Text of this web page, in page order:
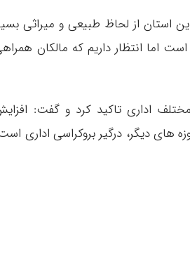
استان از لحاظ طبیعی و ميراثی
اما انتظار داریم که مالکان
اداری تاکید کرد و گفت:
دیگر، درگیر بروکراسی اداری